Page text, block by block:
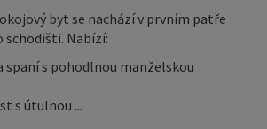
byt se nachází v prvním patře
schodišti. Nabízí:
spaní s pohodlnou manželskou
s útulnou ...